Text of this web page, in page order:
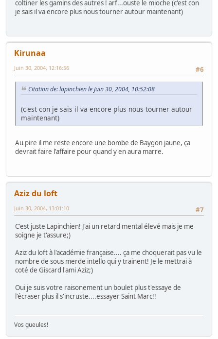
coltiner les gamins des autres ! arf...ouste le mioche (c'est con
je sais il va encore plus nous tourner autour maintenant)
Kirunaa
#6
Juin 30, 2004, 12:16:56
Citation de: lapinchien le Juin 30, 2004, 10:52:08
(c'est con je sais il va encore plus nous tourner autour
maintenant)
Au pire il me reste encore une bombe de Baygon jaune, ça
devrait faire l'affaire pour quand y en aura marre.
Aziz du loft
#7
Juin 30, 2004, 13:01:10
C'est juste Lapinchien! J'ai un retard mental élevé mais je me
soigne je t'assure;)
Aziz du loft à l'académie française.... ça me choquerait pas vu le
nombre de sous merde intello qui y trainent! Je le mettrai à
coté de Giscard l'ami Aziz;)
Oui je suis votre raisonement un boulet plus t'essaye de
l'écraser plus il s'incruste....essayer Saint Marc!!
Vos gueules!